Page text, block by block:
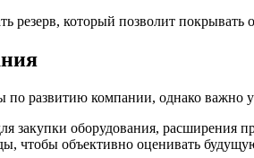
который позволит покрывать
по развитию компании, однако
закупки оборудования, расширения
чтобы объективно оценивать